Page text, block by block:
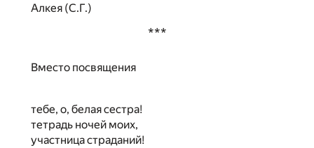
Алкея (С.Г.)
***
Вместо посвящения
тебе, о, белая сестра!
тетрадь ночей моих,
участница страданий!